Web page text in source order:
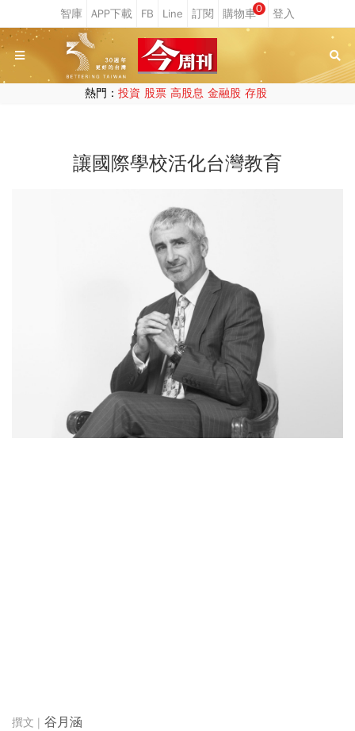
0
熱門： 投資 股票 高股息 金融股 存股
讓國際學校活化台灣教育
谷月涵